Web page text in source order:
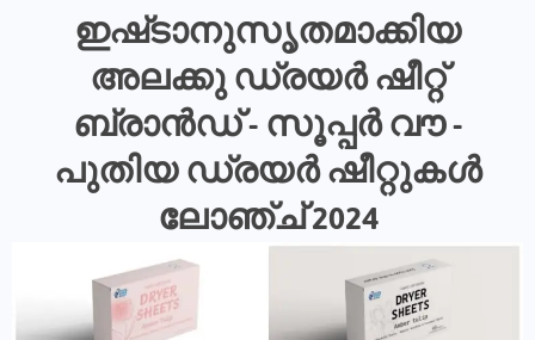
ഇഷ്‌ടാനുസൃതമാക്കിയ
അലക്കു ഡ്രയർ ഷീറ്റ്
ബ്രാൻഡ് - സൂപ്പർ വൗ -
പുതിയ ഡ്രയർ ഷീറ്റുകൾ
ലോഞ്ച് 2024